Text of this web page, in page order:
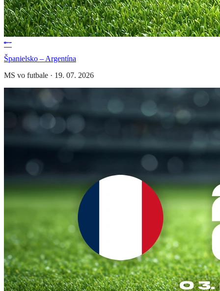
Španielsko – Argentína
MS vo futbale · 19. 07. 2026